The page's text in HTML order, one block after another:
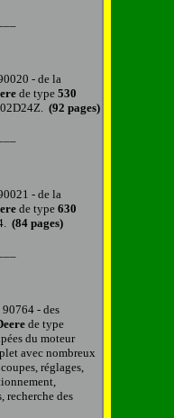
-de la
de type 530
(92 pages)
-de la
de type 630
(84 pages)
-des
de type
du moteur
avec nombreux
réglages,
recherche des